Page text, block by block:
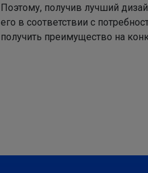
Поэтому, получив лучший
его в соответствии с
получить преимущество на